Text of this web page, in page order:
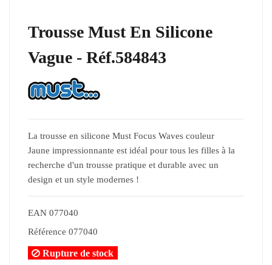
Trousse Must En Silicone
Vague - Réf.584843
La trousse en silicone Must Focus Waves couleur
Jaune impressionnante est idéal pour tous les filles à la
recherche d'un trousse pratique et durable avec un
design et un style modernes !
EAN 077040
Référence 077040
Rupture de stock